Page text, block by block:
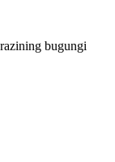
bugungi